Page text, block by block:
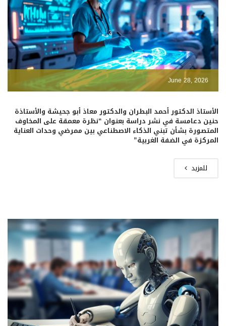
June 28, 2026
الأستاذ الدكتور أحمد البطران والدكتور معاذ أبو جحيشة والأستاذة
حنين دعامسة في نشر دراسة بعنوان “نظرة معمقة على المخاوف
المتصورة بشأن تبني الذكاء الاصطناعي بين ممرضي وحدات العناية
المركزة في الضفة الغربية”
للمزيد